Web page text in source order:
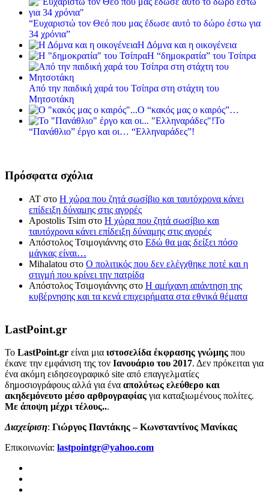
“Ευχαριστώ τον Θεό που μας έδωσε αυτό το δώρο έστω για
34 χρόνια”
Η Δόμνα και η οικογένεια
Η “δημοκρατία” του Τσίπρα
Από την παιδική χαρά του Τσίπρα στη στάχτη του
Μητσοτάκη
Ο “κακός μας ο καιρός”…
Το
“Πανάθλιο” έργο και οι… “Ελληναράδες”!
Πρόσφατα σχόλια
ΑΤ στο Η χώρα που ζητά σωσίβιο και ταυτόχρονα κάνει
επίδειξη δύναμης στις αγορές
Apostolis Tsim στο Η χώρα που ζητά σωσίβιο και
ταυτόχρονα κάνει επίδειξη δύναμης στις αγορές
Απόστολος Τσιμογιάννης στο Εδώ θα μας δείξει πόσο
μάγκας είναι…
Mihalatou στο Ο πολιτικός που δεν ελέγχθηκε ποτέ και η
στιγμή που κρίνει την πατρίδα
Απόστολος Τσιμογιάννης στο Η αμήχανη απάντηση της
κυβέρνησης και τα κενά επιχειρήματα στα εθνικά θέματα
LastPoint.gr
To LastPoint.gr είναι μια ιστοσελίδα έκφρασης γνώμης που
έκανε την εμφάνιση της τον Ιανουάριο του 2017. Δεν πρόκειται για
ένα ακόμη ειδησεογραφικό site από επαγγελματίες
δημοσιογράφους αλλά για ένα απολύτως ελεύθερο και
ακηδεμόνευτο μέσο αρθρογραφίας για καταξιωμένους πολίτες.
Με άποψη μέχρι τέλους...
Διαχείριση: Γιώργος Παντάκης – Κωνσταντίνος Μανίκας
Επικοινωνία: lastpointgr@yahoo.com